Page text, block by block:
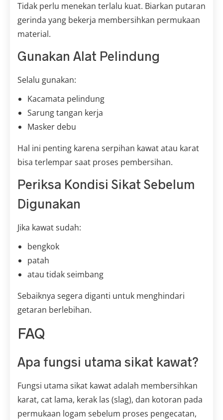
Tidak perlu menekan terlalu kuat. Biarkan putaran
gerinda yang bekerja membersihkan permukaan
material.
Gunakan Alat Pelindung
Selalu gunakan:
Kacamata pelindung
Sarung tangan kerja
Masker debu
Hal ini penting karena serpihan kawat atau karat
bisa terlempar saat proses pembersihan.
Periksa Kondisi Sikat Sebelum
Digunakan
Jika kawat sudah:
bengkok
patah
atau tidak seimbang
Sebaiknya segera diganti untuk menghindari
getaran berlebihan.
FAQ
Apa fungsi utama sikat kawat?
Fungsi utama sikat kawat adalah membersihkan
karat, cat lama, kerak las (slag), dan kotoran pada
permukaan logam sebelum proses pengecatan,